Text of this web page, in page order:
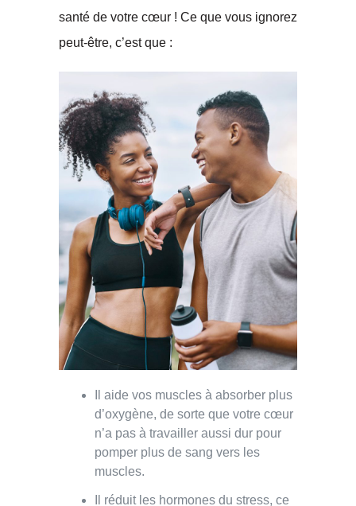
santé de votre cœur ! Ce que vous ignorez
peut-être, c’est que :
Il aide vos muscles à absorber plus
d’oxygène, de sorte que votre cœur
n’a pas à travailler aussi dur pour
pomper plus de sang vers les
muscles.
Il réduit les hormones du stress, ce